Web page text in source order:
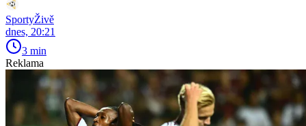
SportyŽivě
dnes, 20:21
3 min
Reklama